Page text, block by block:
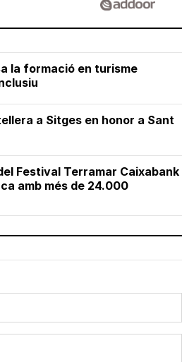
la formació en turisme
a Sitges en honor a Sant
Festival Terramar Caixabank
amb més de 24.000